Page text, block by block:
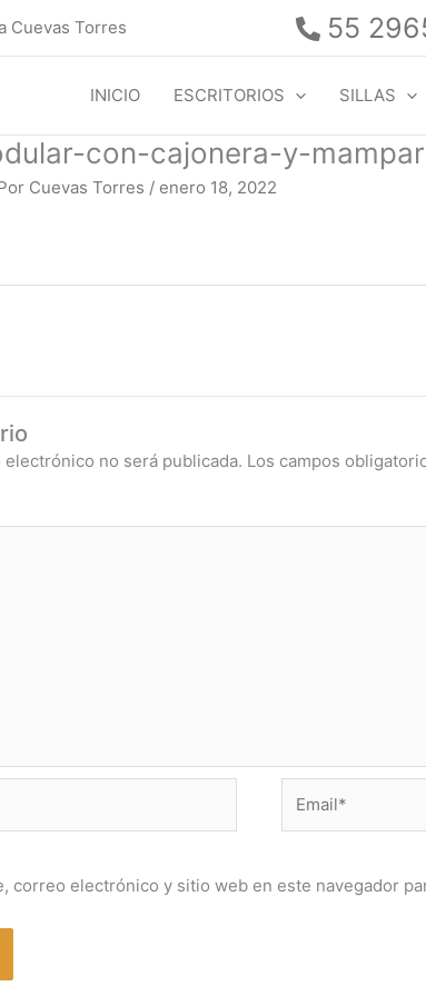
55
INICIO ESCRITORIOS SILLAS
con-cajonera-y-
Cuevas Torres / enero 18, 2022
no será publicada. Los campos
correo electrónico y sitio web en este navegador